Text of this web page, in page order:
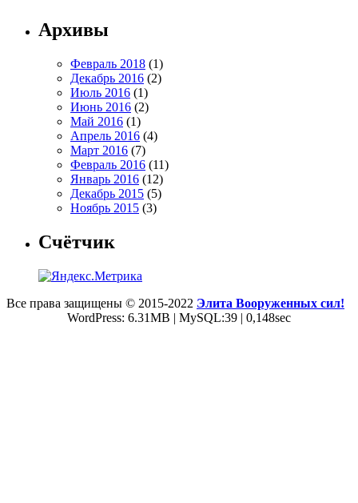
Архивы
Февраль 2018 (1)
Декабрь 2016 (2)
Июль 2016 (1)
Июнь 2016 (2)
Май 2016 (1)
Апрель 2016 (4)
Март 2016 (7)
Февраль 2016 (11)
Январь 2016 (12)
Декабрь 2015 (5)
Ноябрь 2015 (3)
Счётчик
Все права защищены © 2015-2022 Элита Вооруженных сил!
WordPress: 6.31MB | MySQL:39 | 0,148sec